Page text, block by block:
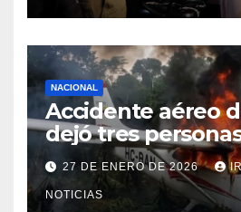
NACIONAL
Accidente aéreo
dejó tres
en provincia de
Santiago
27 DE ENERO DE 2026
NOTICIAS